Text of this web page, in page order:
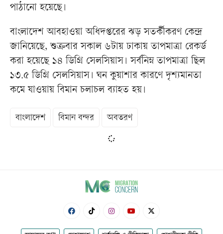
পাঠানো হয়েছে।
বাংলাদেশ আবহাওয়া অধিদপ্তরের ঝড় সতর্কীকরণ কেন্দ্র
জানিয়েছে, শুক্রবার সকাল ৬টায় ঢাকায় তাপমাত্রা রেকর্ড
করা হয়েছে ১৪ ডিগ্রি সেলসিয়াস। সর্বনিম্ন তাপমাত্রা ছিল
১৩.৫ ডিগ্রি সেলসিয়াস। ঘন কুয়াশার কারণে দৃশ্যমানতা
কমে যাওয়ায় বিমান চলাচল ব্যাহত হয়।
বাংলাদেশ বিমান বন্দর অবতরণ